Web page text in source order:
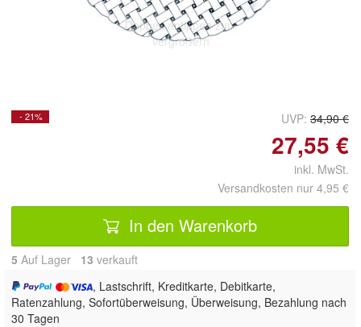
Doppelt antippen zum
vergrößern
- 21% UVP: 34,90 €
27,55 €
inkl. MwSt.
Versandkosten nur 4,95 €
In den Warenkorb
5 Auf Lager 13 verkauft
, Lastschrift, Kreditkarte, Debitkarte,
Ratenzahlung, Sofortüberweisung, Überweisung, Bezahlung nach
30 Tagen